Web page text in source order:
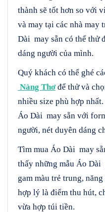
thành sẽ tốt hơn so với
và may tại các nhà may
Dài may sẵn có thể thử
dáng người của mình.
Quý khách có thể ghé
Nàng Thơđể thử và
nhiều size phù hợp
Áo Dài may sẵn với
người, nét duyên dáng
Tìm mua Áo Dài may
thấy những mẫu Áo
gam màu trẻ trung,
hợp lý là điểm thu hút,
vừa hợp túi tiền.